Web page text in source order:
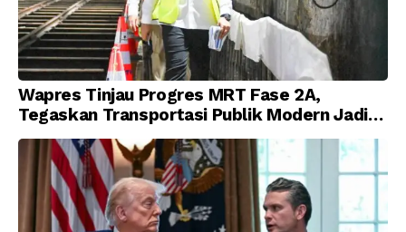
Wapres Tinjau Progres MRT Fase 2A,
Tegaskan Transportasi Publik Modern Jadi
Prioritas Nasional